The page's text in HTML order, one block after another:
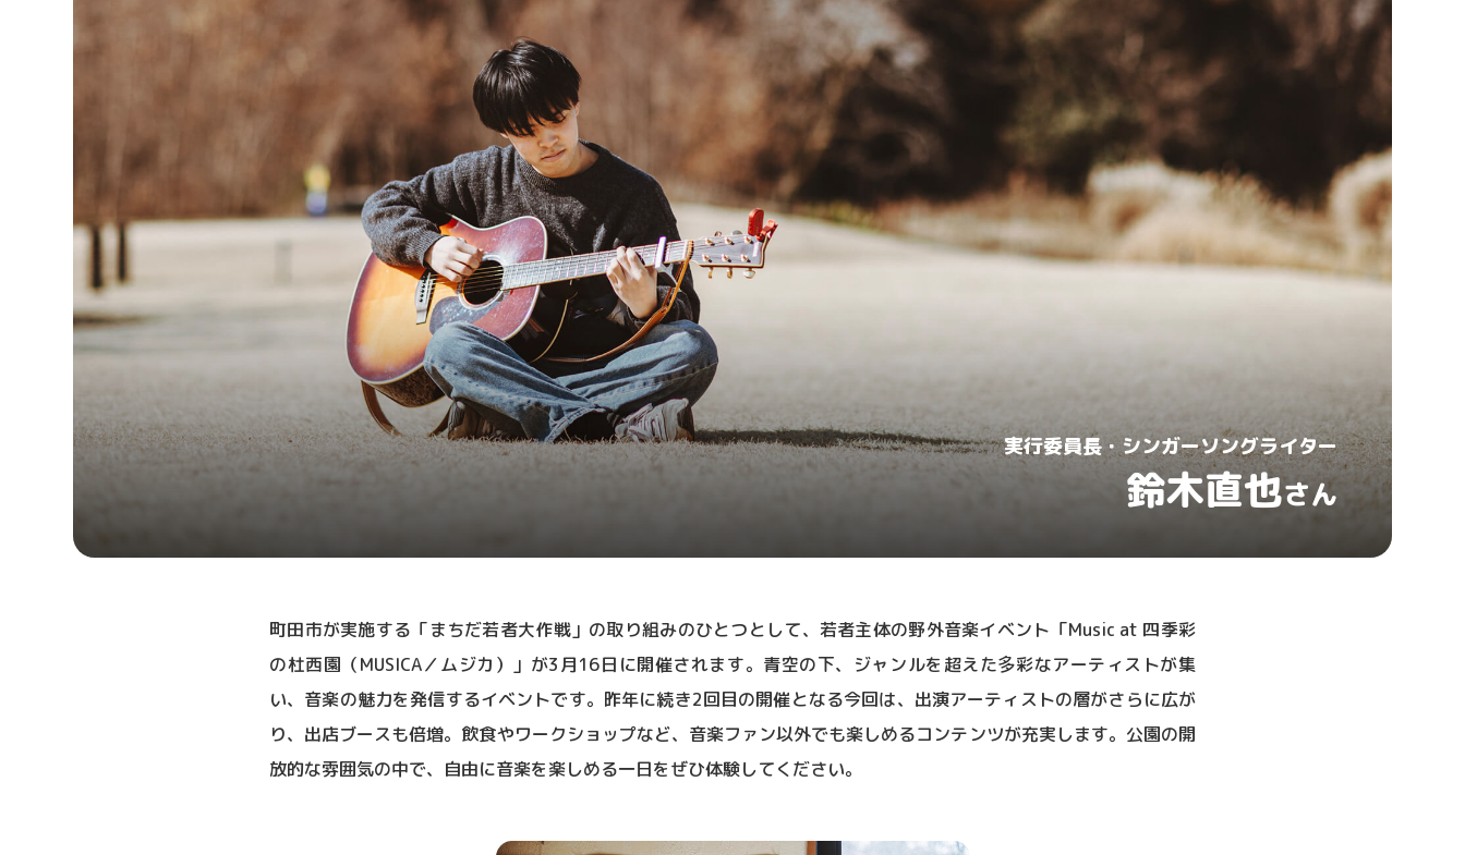
実行委員長・シンガーソングライター
鈴木直也さん
町田市が実施する「まちだ若者大作戦」の取り組みのひとつとして、若者主体の野外音楽イベント「Music at 四季彩
の杜西園（MUSICA／ムジカ）」が3月16日に開催されます。青空の下、ジャンルを超えた多彩なアーティストが集
い、音楽の魅力を発信するイベントです。昨年に続き2回目の開催となる今回は、出演アーティストの層がさらに広が
り、出店ブースも倍増。飲食やワークショップなど、音楽ファン以外でも楽しめるコンテンツが充実します。公園の開
放的な雰囲気の中で、自由に音楽を楽しめる一日をぜひ体験してください。